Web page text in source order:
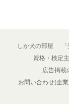
しか犬の部屋
資格・検定
広告掲載
お問い合わせ(企